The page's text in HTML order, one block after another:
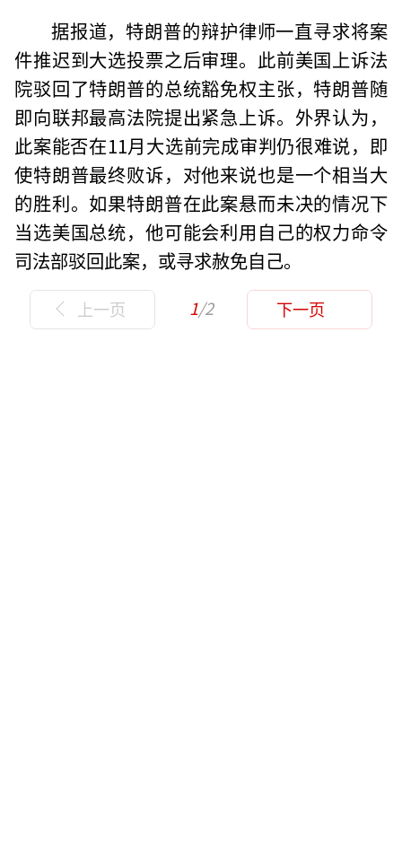
据报道，特朗普的辩护律师一直寻求将案
件推迟到大选投票之后审理。此前美国上诉法
院驳回了特朗普的总统豁免权主张，特朗普随
即向联邦最高法院提出紧急上诉。外界认为，
此案能否在11月大选前完成审判仍很难说，即
使特朗普最终败诉，对他来说也是一个相当大
的胜利。如果特朗普在此案悬而未决的情况下
当选美国总统，他可能会利用自己的权力命令
司法部驳回此案，或寻求赦免自己。
上一页 1/2 下一页